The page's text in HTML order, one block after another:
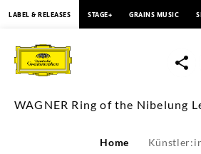
WAGNER
Ring
of
LABEL & RELEASES STAGE+ GRAINS MUSIC
WAGNER Ring of the Nibelung
Home